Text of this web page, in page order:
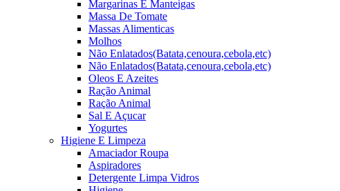
Margarinas E Manteigas
Massa De Tomate
Massas Alimenticas
Molhos
Não Enlatados(Batata,cenoura,cebola,etc)
Não Enlatados(Batata,cenoura,cebola,etc)
Oleos E Azeites
Ração Animal
Ração Animal
Sal E Açucar
Yogurtes
Higiene E Limpeza
Amaciador Roupa
Aspiradores
Detergente Limpa Vidros